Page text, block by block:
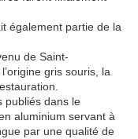
également partie de la
de Saint-
l’origine gris souris, la
publiés dans le
aluminium servant à
par une qualité de